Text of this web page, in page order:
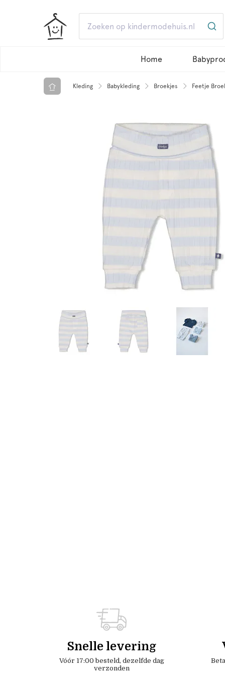
Home
Kleding Babykleding Broekjes Feetje
Snelle levering
Vóór 17:00 besteld, dezelfde dag
verzonden